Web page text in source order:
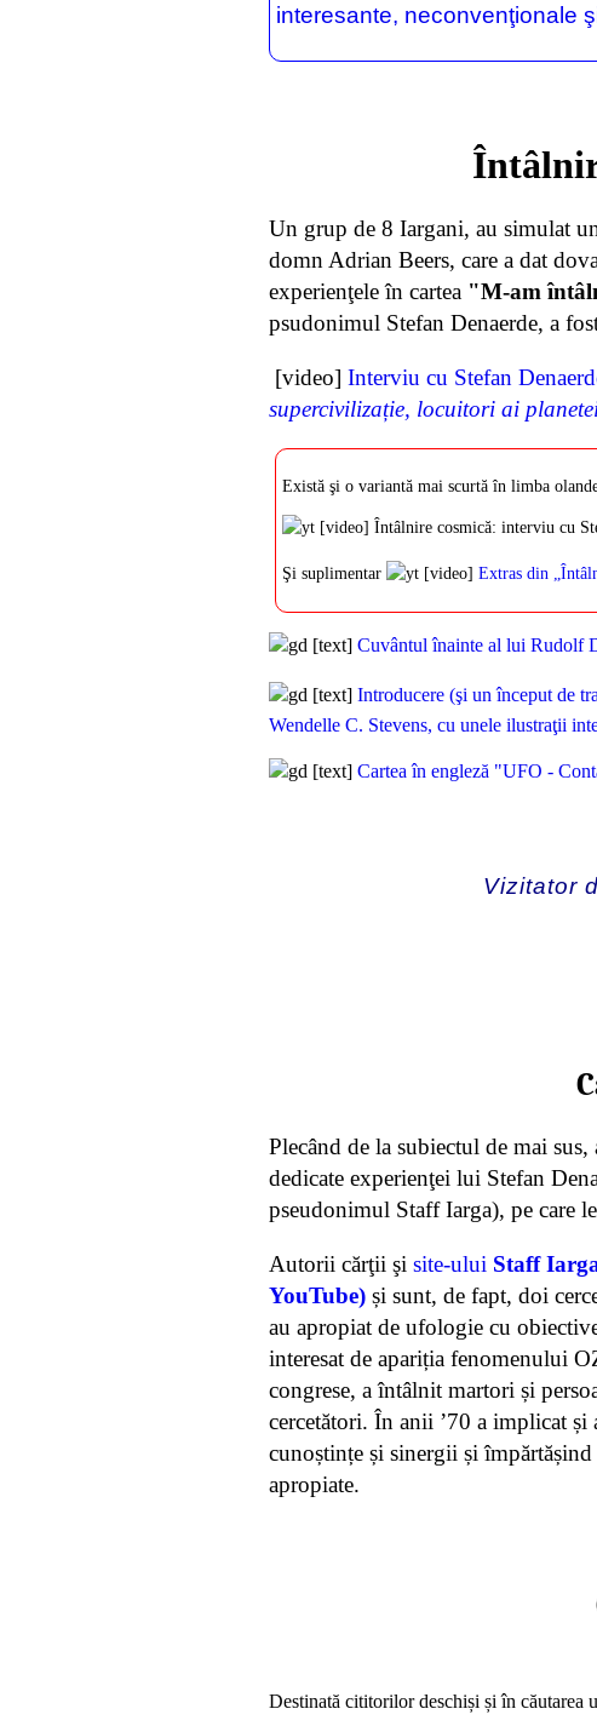
interesante, neconvenţionale
Un grup de 8 Iargani, au simulat
domn Adrian Beers, care a dat
experienţele în cartea "M-am
psudonimul Stefan Denaerde, a
[video] Interviu cu Stefan
supercivilizație, locuitori ai
Există şi o variantă mai scurtă în limba
[video] Întâlnire cosmică: interviu cu
Şi suplimentar [video] Extras din
[text] Cuvântul înainte al lui Rudolf
[text] Introducere (şi un început de
Wendelle C. Stevens, cu unele ilustraţii
[text] Cartea în engleză "UFO -
Vizitator
Plecând de la subiectul de mai sus,
dedicate experienţei lui Stefan
pseudonimul Staff Iarga), pe care
Autorii cărţii şi site-ului Staff
YouTube) și sunt, de fapt, doi
au apropiat de ufologie cu
interesat de apariția fenomenului
congrese, a întâlnit martori și
cercetători. În anii ’70 a implicat
cunoștințe și sinergii și împărtășind
apropiate.
Destinată cititorilor deschiși și în căutarea